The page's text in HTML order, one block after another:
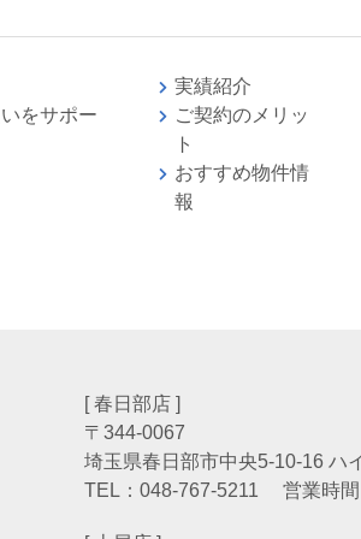
をサポー
実績紹介
ご契約のメリッ
ト
おすすめ物件情
報
[ 春日部店 ]
〒344-0067
埼玉県春日部市中央5-10-16 ハ
TEL： 048-767-5211 営業時